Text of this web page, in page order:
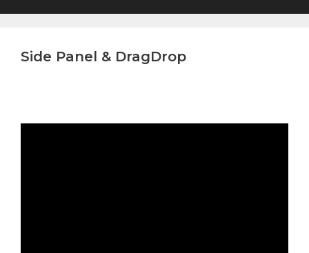
Side Panel & DragDrop